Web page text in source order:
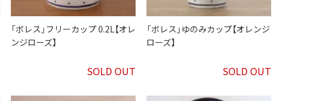
「ボレス」フリーカップ 0.2L【オレ
ンジローズ】
SOLD OUT
「ボレス」ゆのみカップ【オレンジ
ローズ】
SOLD OUT